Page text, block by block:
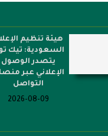
هيئة تنظيم
السعودية: تيك
يتصدر الوصول
الإعلاني عبر
التواصل
2026-08-09